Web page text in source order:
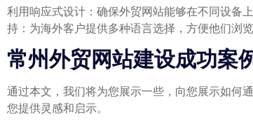
利用响应式设计：确保外贸网站能够在不同设备
持：为海外客户提供多种语言选择，方便他们浏
常州外贸网站建设成功案
通过本文，我们将为您展示一些，向您展示如何
您提供灵感和启示。